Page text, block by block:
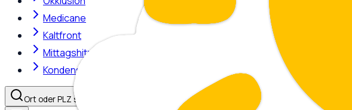
Medicane
Kaltfront
Mittagshitze
Kondensstreifen
Ort oder PLZ suchen…